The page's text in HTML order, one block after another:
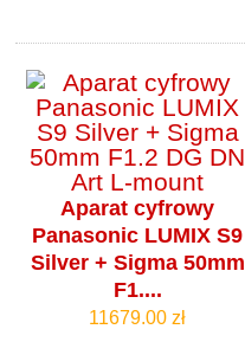
Aparat cyfrowy
Panasonic LUMIX S9
Silver + Sigma 50mm
F1....
11679.00 zł